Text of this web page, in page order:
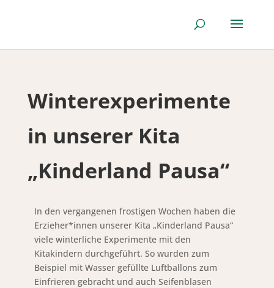
Winterexperimente
in unserer Kita
„Kinderland Pausa“
In den vergangenen frostigen Wochen haben die
Erzieher*innen unserer Kita „Kinderland Pausa“
viele winterliche Experimente mit den
Kitakindern durchgeführt. So wurden zum
Beispiel mit Wasser gefüllte Luftballons zum
Einfrieren gebracht und auch Seifenblasen